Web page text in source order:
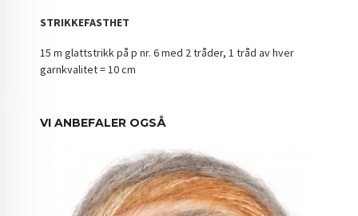
STRIKKEFASTHET
15 m glattstrikk på p nr. 6 med 2 tråder, 1 tråd av hver
garnkvalitet = 10 cm
VI ANBEFALER OGSÅ